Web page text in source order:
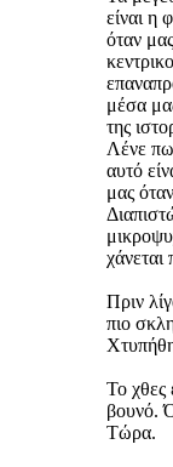
είναι η
όταν
μέσα
της
Λένε
αυτό
μας
Πριν
πιο
Το χθες
βουνό.
Τώρα.